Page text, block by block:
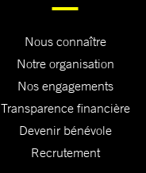
Nous connaître
Notre organisation
Nos engagements
Transparence financière
Devenir bénévole
Recrutement